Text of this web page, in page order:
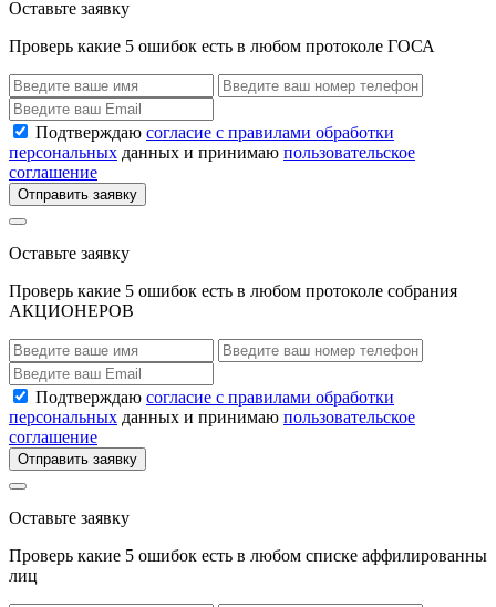
Оставьте заявку
Проверь какие 5 ошибок есть в любом протоколе ГОСА
Подтверждаю согласие с правилами обработки
персональных данных и принимаю пользовательское
соглашение
Отправить заявку
Оставьте заявку
Проверь какие 5 ошибок есть в любом протоколе собрания
АКЦИОНЕРОВ
Подтверждаю согласие с правилами обработки
персональных данных и принимаю пользовательское
соглашение
Отправить заявку
Оставьте заявку
Проверь какие 5 ошибок есть в любом списке аффилированны
лиц